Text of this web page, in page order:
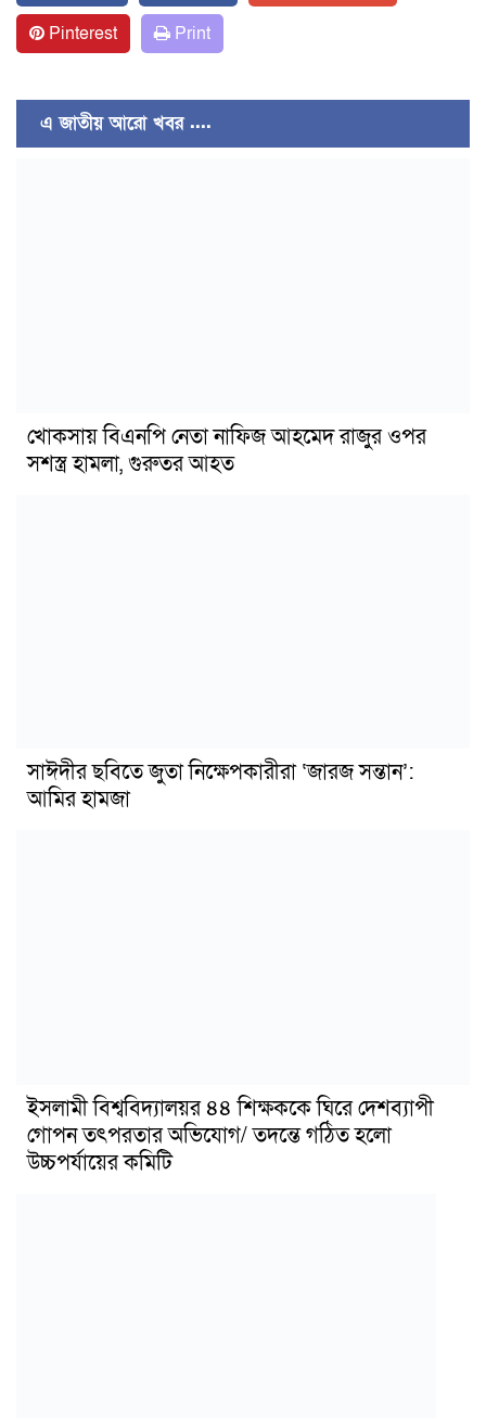
Pinterest
Print
এ জাতীয় আরো খবর ....
খোকসায় বিএনপি নেতা নাফিজ আহমেদ রাজুর ওপর
সশস্ত্র হামলা, গুরুতর আহত
সাঈদীর ছবিতে জুতা নিক্ষেপকারীরা ‘জারজ সন্তান’:
আমির হামজা
ইসলামী বিশ্ববিদ্যালয়র ৪৪ শিক্ষককে ঘিরে দেশব্যাপী
গোপন তৎপরতার অভিযোগ/ তদন্তে গঠিত হলো
উচ্চপর্যায়ের কমিটি